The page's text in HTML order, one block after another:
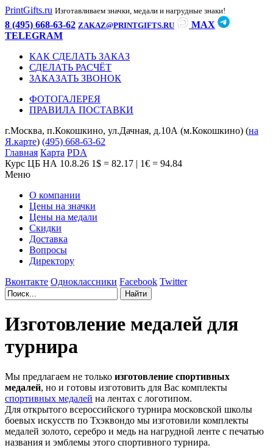
PrintGifts.ru Изготавливаем значки, медали и нагрудные знаки!
8 (495) 668-63-62 ZAKAZ@PRINTGIFTS.RU
MAX
TELEGRAM
КАК СДЕЛАТЬ ЗАКАЗ
СДЕЛАТЬ РАСЧЁТ
ЗАКАЗАТЬ ЗВОНОК
ФОТОГАЛЕРЕЯ
ПРАВИЛА ПОСТАВКИ
г.Москва, п.Кокошкино, ул.Дачная, д.10А (м.Кокошкино) (на
Я.карте) (495) 668-63-62
Главная Карта PDA
Курс ЦБ НА 10.8.26 1$ = 82.17 | 1€ = 94.84
Меню
О компании
Цены на значки
Цены на медали
Скидки
Доставка
Вопросы
Директору
Вконтакте Одноклассники Facebook Twitter
Изготовление медалей для
турнира
Мы предлагаем не только изготовление спортивных
медалей, но и готовы изготовить для Вас комплекты
спортивных медалей на лентах с логотипом.
Для открытого всероссийского турнира московской школы
боевых искусств по Тхэквондо мы изготовили комплекты
медалей золото, серебро и медь на нагрудной ленте с печатью
названия и эмблемы этого спортивного турнира.